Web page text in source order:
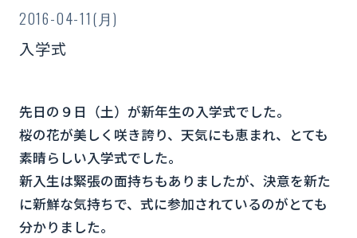
2016-04-11(月)
入学式
先日の９日（土）が新年生の入学式でした。
桜の花が美しく咲き誇り、天気にも恵まれ、とても
素晴らしい入学式でした。
新入生は緊張の面持ちもありましたが、決意を新た
に新鮮な気持ちで、式に参加されているのがとても
分かりました。